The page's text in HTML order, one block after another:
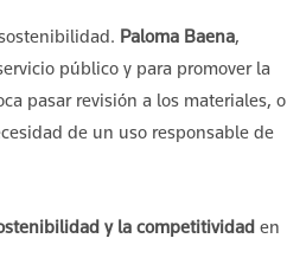
Paloma Baena,
público y para promover la
pasar revisión a los materiales, o
de un uso responsable de
y la competitividad en